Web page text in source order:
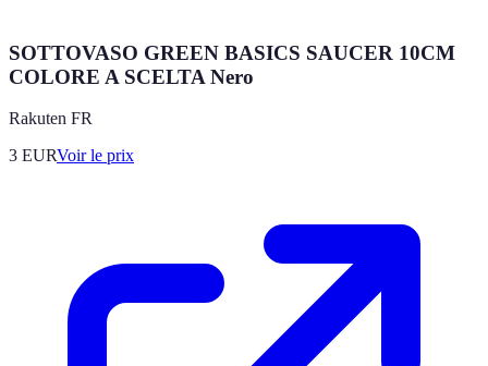
SOTTOVASO GREEN BASICS SAUCER 10CM
COLORE A SCELTA Nero
Rakuten FR
3 EURVoir le prix